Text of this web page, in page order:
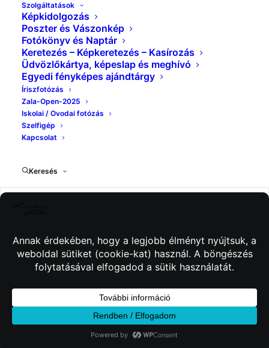
Szolgáltatások
Képkidolgozás
Poszter és Vászonkép
Fotókönyv és Naptár
Keretezés – Képkeretezés – Kasírozás
Üdvözlőkártya, képeslap és meghívó
Egyedi fényképes ajándtárgy
Íriszfotózás
Zala-Open-2025
Iskolai / Ovodai fotózás
Szelfigép
Kapcsolat
Keresés
© 2026 Kincses Fotó. Minden jog fenntartva